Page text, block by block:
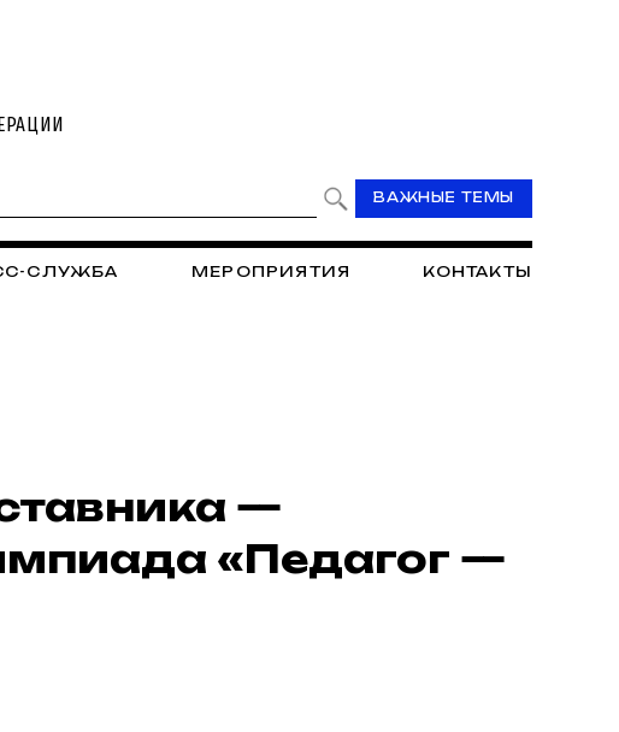
ВАЖНЫЕ ТЕМЫ
СЛУЖБА МЕРОПРИЯТИЯ КОНТАКТЫ
—
«Педагог —